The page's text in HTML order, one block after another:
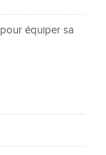
équiper sa